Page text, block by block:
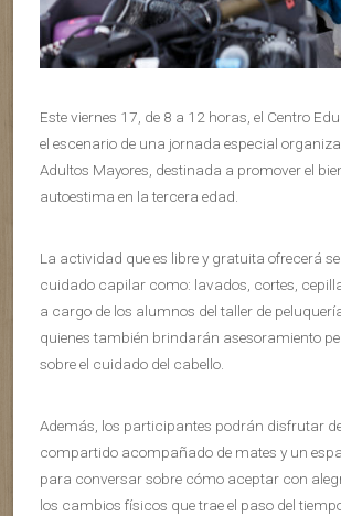
Este viernes 17, de 8 a 12 horas, el Centro
el escenario de una jornada especial
Adultos Mayores, destinada a promover el
autoestima en la tercera edad.
La actividad que es libre y gratuita ofrecerá
cuidado capilar como: lavados, cortes,
a cargo de los alumnos del taller de
quienes también brindarán asesoramiento
sobre el cuidado del cabello.
Además, los participantes podrán disfrutar
compartido acompañado de mates y un
para conversar sobre cómo aceptar con
los cambios físicos que trae el paso del